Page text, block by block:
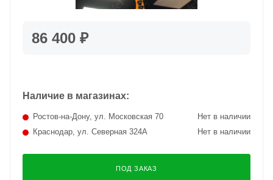
86 400 ₽
Наличие в магазинах:
Краснодар, ул. Северная 324А Нет в наличии
Ростов-на-Дону, ул. Московская 70 Нет в наличии
ПОД ЗАКАЗ